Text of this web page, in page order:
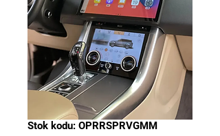
Stok kodu: OPRRSPRVGMM